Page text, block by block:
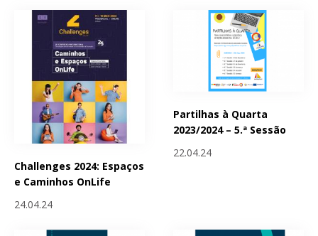
Challenges 2024: Espaços
e Caminhos OnLife
24.04.24
Partilhas à Quarta
2023/2024 – 5.ª Sessão
22.04.24